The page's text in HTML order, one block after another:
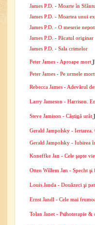
James P.D. - Moarte în
James P.D. - Moartea unui
James P.D. - O meserie
James P.D. - Păcatul originar
James P.D. - Sala crimelor
Peter James - Aproape mort
Peter James - Pe urmele
Rebecca James - Adevărul
Larry Jameson - Harrison.
Steve Jamison - Câștigă urât
Gerald Jampolsky - Iertarea.
Gerald Jampolsky - Iubirea
Koneffke Jan - Cele şapte
Otten Willem Jan - Specht şi
Louis Janda - Douăzeci şi
Ernst Jandl - Cele mai
Tolan Janet - Psihoterapie &